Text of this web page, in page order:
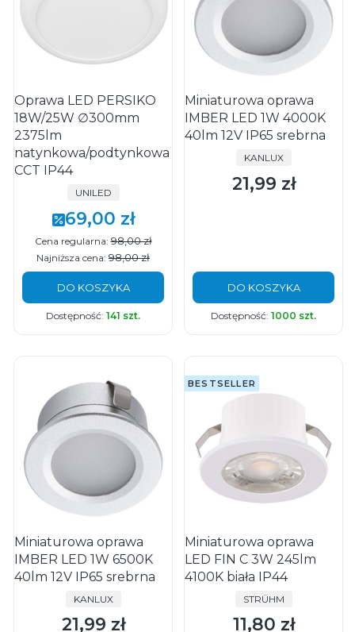
Oprawa LED PERSIKO
18W/25W ∅300mm
2375lm
natynkowa/podtynkowa
CCT IP44
PRODUCENT
UNILED
Cena promocyjna
69,00 zł
Cena regularna: 98,00 zł
Najniższa cena: 98,00 zł
DO KOSZYKA
Dostępność: 141 szt.
Miniaturowa oprawa
IMBER LED 1W 4000K
40lm 12V IP65 srebrna
PRODUCENT
KANLUX
Cena
21,99 zł
DO KOSZYKA
Dostępność: 1000 szt.
Miniaturowa oprawa
IMBER LED 1W 6500K
40lm 12V IP65 srebrna
PRODUCENT
KANLUX
Cena
21,99 zł
BESTSELLER
Miniaturowa oprawa
LED FIN C 3W 245lm
4100K biała IP44
PRODUCENT
STRÜHM
Cena
11,80 zł